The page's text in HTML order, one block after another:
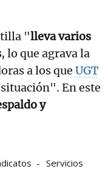
"lleva varios
, lo que agrava la
a los que UGT
En este
y
Servicios